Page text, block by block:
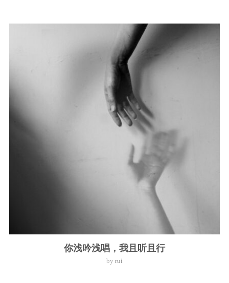
你浅吟浅唱，我且听且行
by rui